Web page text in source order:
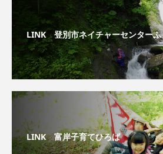
LINK 登別市ネイチャーセンターふ
LINK 富岸子育てひろば